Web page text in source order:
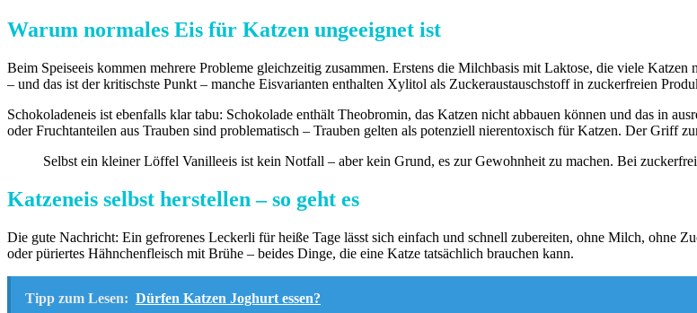
Warum normales Eis für Katzen ungeeignet ist
Beim Speiseeis kommen mehrere Probleme gleichzeitig zusammen. Erstens die Milchbasis mit Laktose, die viele
– und das ist der kritischste Punkt – manche Eisvarianten enthalten Xylitol als Zuckeraustauschstoff in zuckerfreien
Schokoladeneis ist ebenfalls klar tabu: Schokolade enthält Theobromin, das Katzen nicht abbauen können und das in
oder Fruchtanteilen aus Trauben sind problematisch – Trauben gelten als potenziell nierentoxisch für Katzen. Der Griff
Selbst ein kleiner Löffel Vanilleeis ist kein Notfall – aber kein Grund, es zur Gewohnheit zu machen. Bei
Katzeneis selbst herstellen – so geht es
Die gute Nachricht: Ein gefrorenes Leckerli für heiße Tage lässt sich einfach und schnell zubereiten, ohne Milch, ohne
oder püriertes Hähnchenfleisch mit Brühe – beides Dinge, die eine Katze tatsächlich brauchen kann.
Tipp zum Lesen: Dürfen Katzen Joghurt essen?